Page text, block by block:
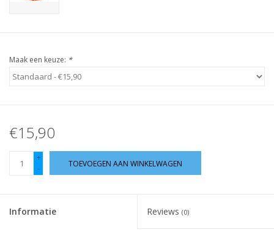
Maak een keuze: *
€15,90
+
-
TOEVOEGEN AAN WINKELWAGEN
Informatie Reviews (0)